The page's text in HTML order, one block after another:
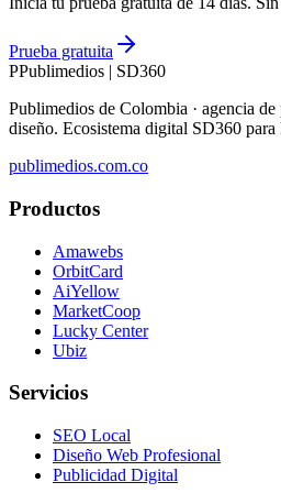
Prueba gratuita
PPublimedios | SD360
Publimedios de Colombia · agencia
diseño. Ecosistema digital SD360
publimedios.com.co
Productos
Amawebs
OrbitCard
AiYellow
MarketCoop
Lucky Center
Ubiz
Servicios
SEO Local
Diseño Web Profesional
Publicidad Digital